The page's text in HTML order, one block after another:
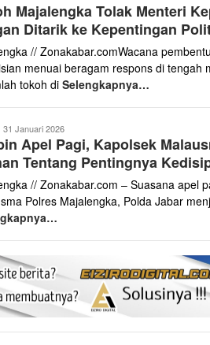
Majalengka Tolak Menteri
Ditarik ke Kepentingan
// Zonakabar.comWacana
menuai beragam respons di tengah
tokoh di Selengkapnya…
31 Januari 2026
Apel Pagi, Kapolsek
Tentang Pentingnya
// Zonakabar.com – Suasana apel
Polres Majalengka, Polda Jabar